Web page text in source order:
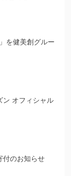
を健美創グルー
ン オフィシャル
付のお知らせ